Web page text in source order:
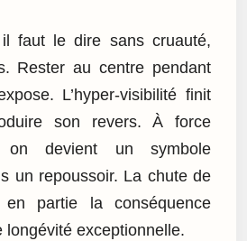
faut le dire sans cruauté,
Rester au centre pendant
L’hyper-visibilité finit
son revers. À force
on devient un symbole
un repoussoir. La chute de
partie la conséquence
longévité exceptionnelle.